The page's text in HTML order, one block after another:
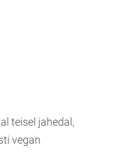
teisel jahedal,
vegan